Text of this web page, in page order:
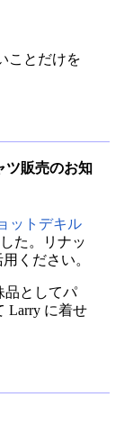
ことだけを
ツ販売のお知
ットデキル
た。リナッ
ください。
品としてパ
Larry に着せ